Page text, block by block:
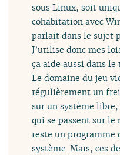
sous Linux, soit
cohabitation avec
parlait dans le sujet
J’utilise donc mes
ça aide aussi dans
Le domaine du jeu
régulièrement un
sur un système
qui se passent sur
reste un
système. Mais, ces